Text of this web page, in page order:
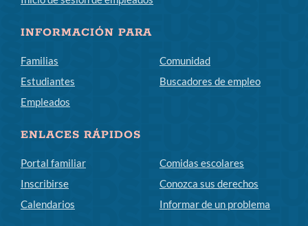
INFORMACIÓN PARA
Familias
Estudiantes
Empleados
Comunidad
Buscadores de empleo
ENLACES RÁPIDOS
Portal familiar
Inscribirse
Calendarios
Comidas escolares
Conozca sus derechos
Informar de un problema